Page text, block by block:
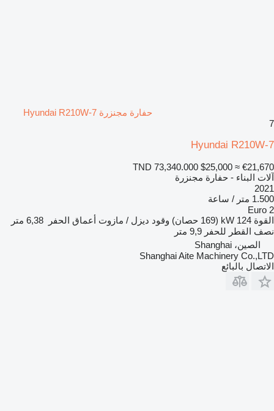
حفارة مجنزرة Hyundai R210W-7
7
Hyundai R210W-7
TND 73,340.000 $25,000 ≈ €21,670
آلات البناء - حفارة مجنزرة
2021
1.500 متر / ساعة
Euro 2
القوة 124 kW (169 حصان) وقود ديزل / مازوت أعماق الحفر
6,38 متر
نصف القطر للحفر 9,9 متر
الصين، Shanghai
Shanghai Aite Machinery Co.,LTD
الاتصال بالبائع